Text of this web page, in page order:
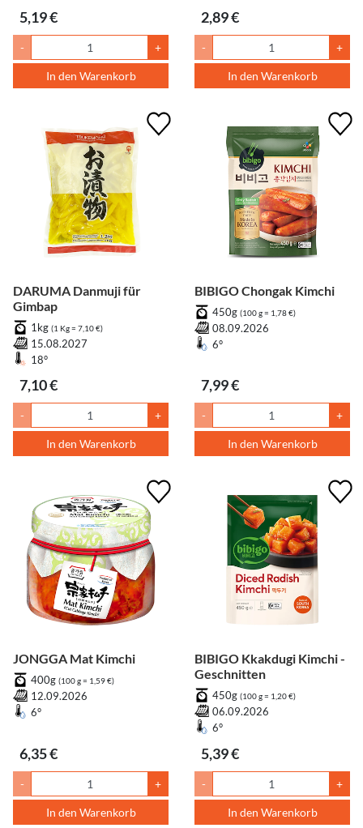
5,19 €
- +
In den Warenkorb
2,89 €
- +
In den Warenkorb
DARUMA Danmuji für
Gimbap
1kg (1 Kg = 7,10 €)
15.08.2027
18°
7,10 €
- +
In den Warenkorb
BIBIGO Chongak Kimchi
450g (100 g = 1,78 €)
08.09.2026
6°
7,99 €
- +
In den Warenkorb
JONGGA Mat Kimchi
400g (100 g = 1,59 €)
12.09.2026
6°
6,35 €
- +
In den Warenkorb
BIBIGO Kkakdugi Kimchi -
Geschnitten
450g (100 g = 1,20 €)
06.09.2026
6°
5,39 €
- +
In den Warenkorb